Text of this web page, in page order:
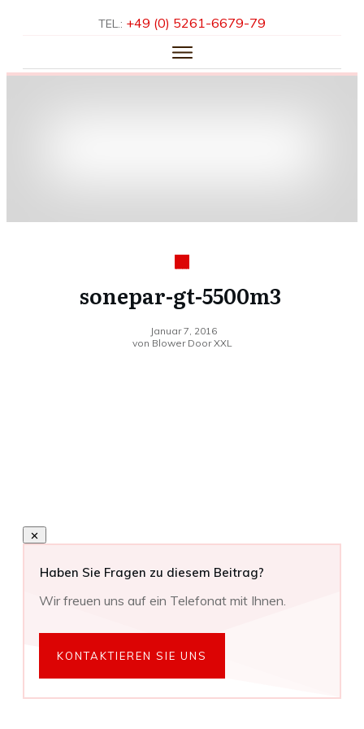
TEL.: +49 (0) 5261-­6679-­79
HOMEÜBER UNS LEISTUNGEN
KNOW-HOW
sonepar-gt-5500m3
Januar 7, 2016
von Blower Door XXL
Haben Sie Fragen zu diesem Beitrag?
Wir freuen uns auf ein Telefonat mit Ihnen.
KONTAKTIEREN SIE UNS